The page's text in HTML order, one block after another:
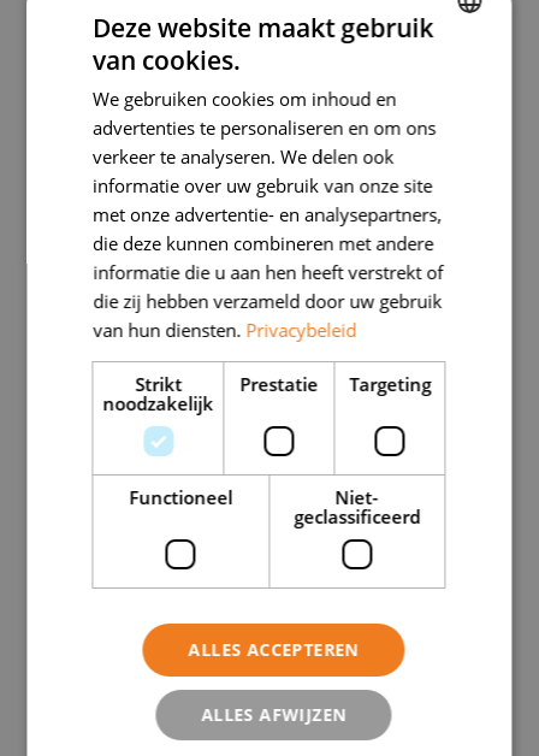
Gewicht: een bekende factor
bij bepaalde vormen van
artrose
Voor zogenoemdedragende gewrichten
(knieën, heupen, enkels) is het verband tussen
overgewicht en artrose duidelijk aangetoond.
Overgewicht leidt tot:
een toename van de mechanische
belasting,
een versnelde slijtage van het kraakbeen,
een hoger risico op pijn en functionele
beperkingen.
niet om te begrijpen wat er gebeurt ter hoogte
van de handen en de duim.
Waarom spreken we over
Deze website maakt gebruik
van cookies.
We gebruiken cookies om inhoud en
advertenties te personaliseren en om ons
verkeer te analyseren. We delen ook
informatie over uw gebruik van onze site
met onze advertentie- en analysepartners,
die deze kunnen combineren met andere
informatie die u aan hen heeft verstrekt of
die zij hebben verzameld door uw gebruik
van hun diensten. Privacybeleid
Strikt
noodzakelijk
Prestatie Targeting
Functioneel
Niet-
geclassificeerd
ALLES ACCEPTEREN
ALLES AFWIJZEN